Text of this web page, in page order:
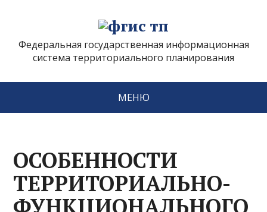
Федеральная государственная информационная
система территориального планирования
МЕНЮ
ОСОБЕННОСТИ
ТЕРРИТОРИАЛЬНО-
ФУНКЦИОНАЛЬНОГО